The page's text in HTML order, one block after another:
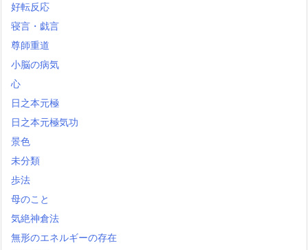
好転反応
寝言・戯言
尊師重道
小脳の病気
心
日之本元極
日之本元極気功
景色
未分類
歩法
母のこと
気絶神倉法
無形のエネルギーの存在